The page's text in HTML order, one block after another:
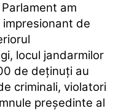
am
de
locul jandarmilor
de deţinuţi au
criminali, violatori
preşedinte al